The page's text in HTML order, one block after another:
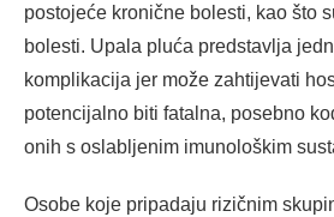
postojeće kronične bolesti, kao što
bolesti. Upala pluća predstavlja
komplikacija jer može zahtijevati
potencijalno biti fatalna, posebno
onih s oslabljenim imunološkim
Osobe koje pripadaju rizičnim